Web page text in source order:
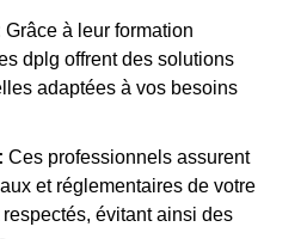
Grâce à leur formation
dplg offrent des solutions
adaptées à vos besoins
Ces professionnels assurent
et réglementaires de votre
évitant ainsi des